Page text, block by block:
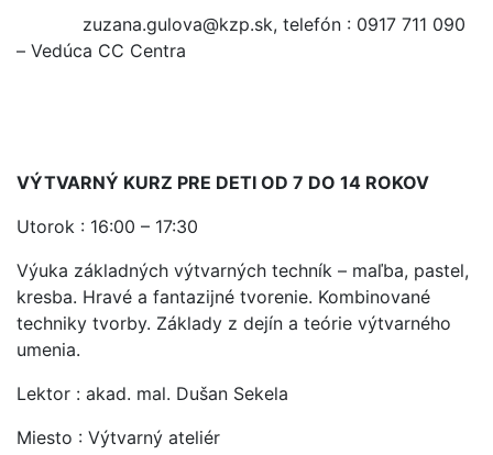
zuzana.gulova@kzp.sk, telefón : 0917 711 090
– Vedúca CC Centra
VÝTVARNÝ KURZ PRE DETI OD 7 DO 14 ROKOV
Utorok : 16:00 – 17:30
Výuka základných výtvarných techník – maľba, pastel,
kresba. Hravé a fantazijné tvorenie. Kombinované
techniky tvorby. Základy z dejín a teórie výtvarného
umenia.
Lektor : akad. mal. Dušan Sekela
Miesto : Výtvarný ateliér